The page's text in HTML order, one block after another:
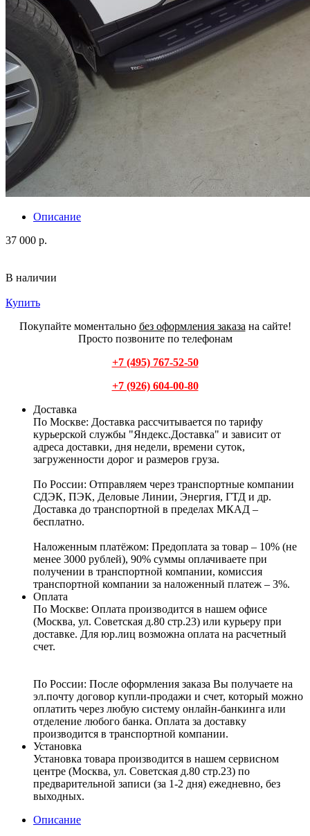
Описание
37 000 р.
В наличии
Купить
Покупайте моментально без оформления заказа на сайте!
Просто позвоните по телефонам
+7 (495) 767-52-50
+7 (926) 604-00-80
Доставка
По Москве: Доставка рассчитывается по тарифу
курьерской службы "Яндекс.Доставка" и зависит от
адреса доставки, дня недели, времени суток,
загруженности дорог и размеров груза.
По России: Отправляем через транспортные компании
СДЭК, ПЭК, Деловые Линии, Энергия, ГТД и др.
Доставка до транспортной в пределах МКАД –
бесплатно.
Наложенным платёжом: Предоплата за товар – 10% (не
менее 3000 рублей), 90% суммы оплачиваете при
получении в транспортной компании, комиссия
транспортной компании за наложенный платеж – 3%.
Оплата
По Москве: Оплата производится в нашем офисе
(Москва, ул. Советская д.80 стр.23) или курьеру при
доставке. Для юр.лиц возможна оплата на расчетный
счет.
По России: После оформления заказа Вы получаете на
эл.почту договор купли-продажи и счет, который можно
оплатить через любую систему онлайн-банкинга или
отделение любого банка. Оплата за доставку
производится в транспортной компании.
Установка
Установка товара производится в нашем сервисном
центре (Москва, ул. Советская д.80 стр.23) по
предварительной записи (за 1-2 дня) ежедневно, без
выходных.
Описание